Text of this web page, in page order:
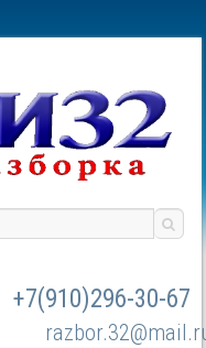
+7(910)296-30-67